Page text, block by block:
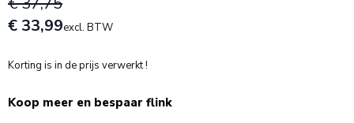
€ 33,99excl. BTW
Korting is in de prijs verwerkt !
Koop meer en bespaar flink